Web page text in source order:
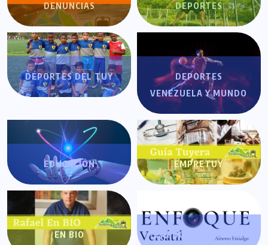
DENUNCIAS DEPORTES
DEPORTES DEL TUY
DEPORTES
VENEZUELA Y MUNDO
EDUCACIÓN EMPRETUY
EN BIO ENFOQUE VERSÁTIL